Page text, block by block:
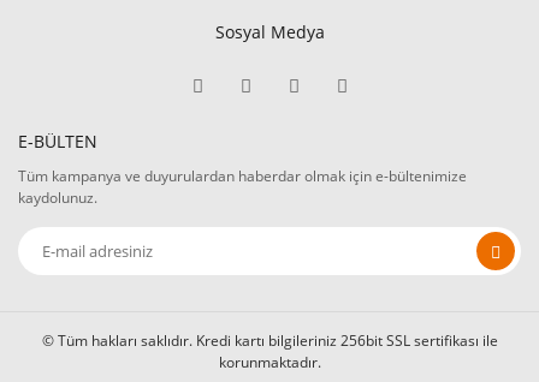
Sosyal Medya
E-BÜLTEN
Tüm kampanya ve duyurulardan haberdar olmak için e-bültenimize
kaydolunuz.
© Tüm hakları saklıdır. Kredi kartı bilgileriniz 256bit SSL sertifikası ile
korunmaktadır.